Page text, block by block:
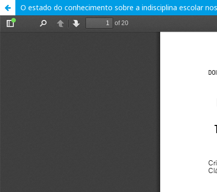
O estado do conhecimento sobre a indisciplina escolar